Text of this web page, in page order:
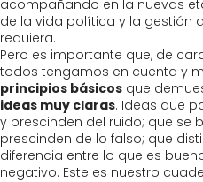
acompañando en la nuevas
de la vida política y la gestión
requiera.
Pero es importante que, de
todos tengamos en cuenta y
principios básicos que
ideas muy claras. Ideas que
y prescinden del ruido; que se
prescinden de lo falso; que
diferencia entre lo que es
negativo. Este es nuestro